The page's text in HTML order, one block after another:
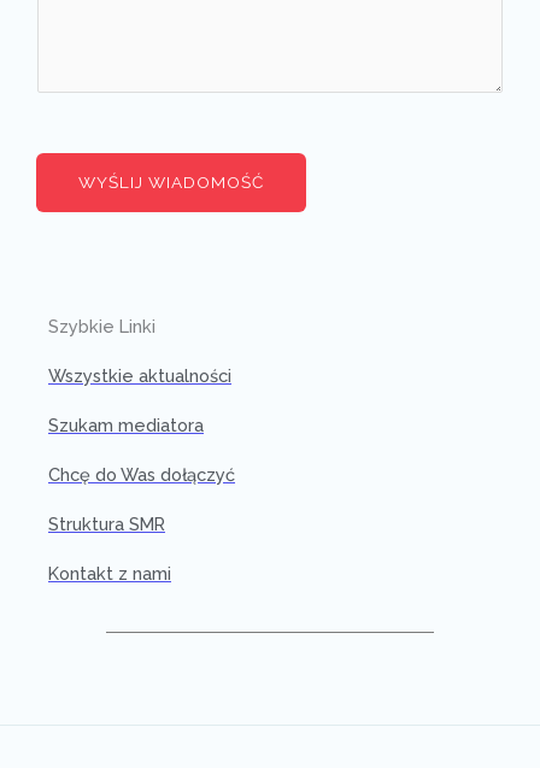
WYŚLIJ WIADOMOŚĆ
Szybkie Linki
Wszystkie aktualności
Szukam mediatora
Chcę do Was dołączyć
Struktura SMR
Kontakt z nami